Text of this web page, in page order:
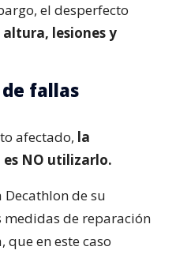
el desperfecto
altura, lesiones y
de fallas
afectado, la
NO utilizarlo.
de su
medidas de reparación
en este caso